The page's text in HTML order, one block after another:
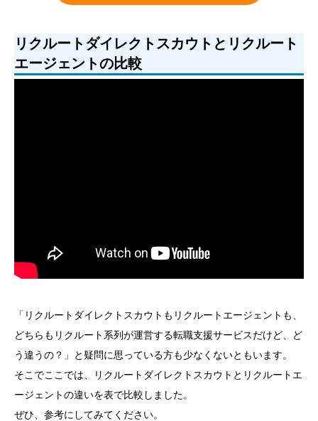
リクルートダイレクトスカウトとリクルート
エージェントの比較
「リクルートダイレクトスカウトもリクルートエージェントも、
どちらもリクルート系列が運営する転職支援サービスだけど、ど
う違うの？」と疑問に思っている方も少なくないともいます。
そこでここでは、リクルートダイレクトスカウトとリクルートエ
ージェントの違いを表で比較しました。
ぜひ、参考にしてみてください。